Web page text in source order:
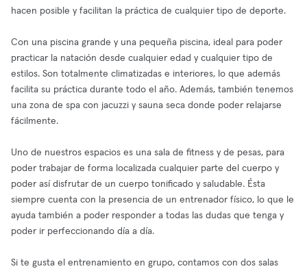
hacen posible y facilitan la práctica de cualquier tipo de deporte.
Con una piscina grande y una pequeña piscina, ideal para poder
practicar la natación desde cualquier edad y cualquier tipo de
estilos. Son totalmente climatizadas e interiores, lo que además
facilita su práctica durante todo el año. Además, también tenemos
una zona de spa con jacuzzi y sauna seca donde poder relajarse
fácilmente.
Uno de nuestros espacios es una sala de fitness y de pesas, para
poder trabajar de forma localizada cualquier parte del cuerpo y
poder así disfrutar de un cuerpo tonificado y saludable. Ésta
siempre cuenta con la presencia de un entrenador físico, lo que le
ayuda también a poder responder a todas las dudas que tenga y
poder ir perfeccionando día a día.
Si te gusta el entrenamiento en grupo, contamos con dos salas